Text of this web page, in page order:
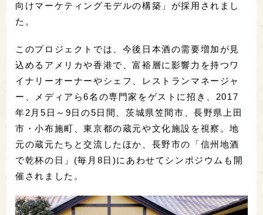
向けマーケティングモデルの構築」が採用されまし
た。
このプロジェクトでは、今後日本酒の需要増加が見
込めるアメリカや香港で、富裕層に影響力を持つワ
イナリーオーナーやシェフ、レストランマネージャ
ー、メディアら6名の専門家をゲストに招き、2017
年2月5日～9日の5日間、茨城県笠間市、長野県上田
市・小布施町、東京都の蔵元や文化施設を視察。地
元の蔵元たちと交流したほか、長野市の「信州地酒
で乾杯の日」(毎月8日)にあわせてシンポジウムも開
催されました。